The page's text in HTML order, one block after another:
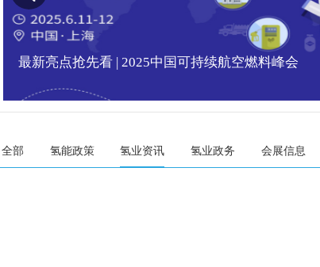
最新亮点抢先看 | 2025中国可持续航空燃料峰会
全部 氢能政策 氢业资讯 氢业政务 会展信息